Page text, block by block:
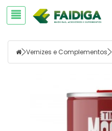
Vernizes e Complementos